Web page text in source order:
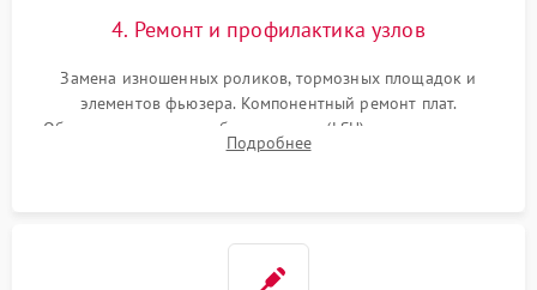
4. Ремонт и профилактика узлов
Замена изношенных роликов, тормозных площадок и
элементов фьюзера. Компонентный ремонт плат.
Обязательная очистка блока лазера (LSU), зеркал и тракта
печати от просыпанного тонера и бумажной пыли.
Подробнее